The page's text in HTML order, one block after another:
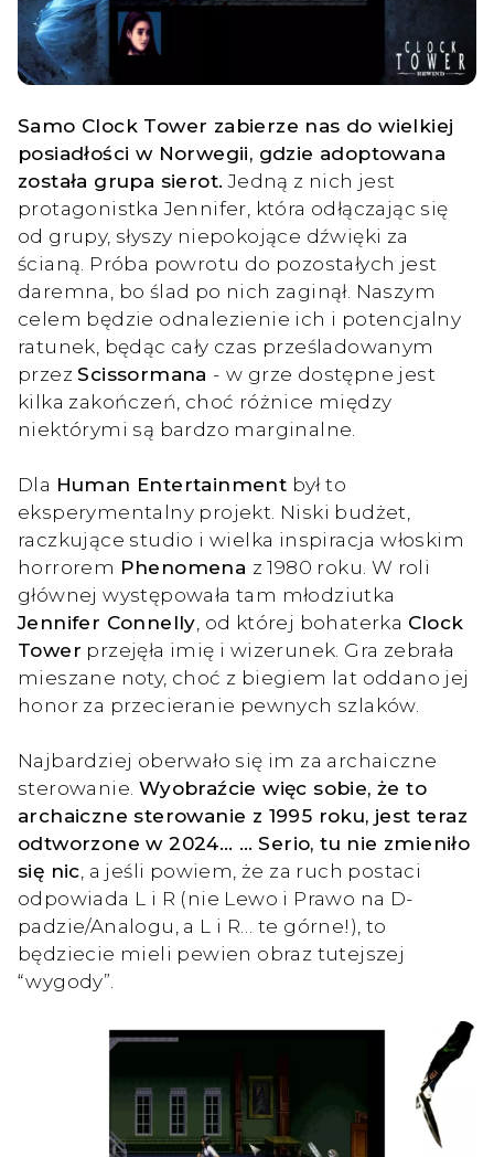
Samo Clock Tower zabierze nas do wielkiej
posiadłości w Norwegii, gdzie adoptowana
została grupa sierot. Jedną z nich jest
protagonistka Jennifer, która odłączając się
od grupy, słyszy niepokojące dźwięki za
ścianą. Próba powrotu do pozostałych jest
daremna, bo ślad po nich zaginął. Naszym
celem będzie odnalezienie ich i potencjalny
ratunek, będąc cały czas prześladowanym
przezScissormana - w grze dostępne jest
kilka zakończeń, choć różnice między
niektórymi są bardzo marginalne.
Dla Human Entertainment był to
eksperymentalny projekt. Niski budżet,
raczkujące studio i wielka inspiracja włoskim
horrorem Phenomena z 1980 roku. W roli
głównej występowała tam młodziutka
Jennifer Connelly , od której bohaterka Clock
Tower przejęła imię i wizerunek. Gra zebrała
mieszane noty, choć z biegiem lat oddano jej
honor za przecieranie pewnych szlaków.
Najbardziej oberwało się im za archaiczne
sterowanie. Wyobraźcie więc sobie, że to
archaiczne sterowanie z 1995 roku, jest teraz
odtworzone w 2024… … Serio, tu nie zmieniło
się nic , a jeśli powiem, że za ruch postaci
odpowiada L i R (nie Lewo i Prawo na D-
padzie/Analogu, a L i R… te górne!), to
będziecie mieli pewien obraz tutejszej
“wygody”.